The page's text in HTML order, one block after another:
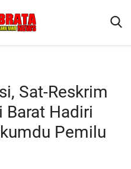
Sat-Reskrim
Barat Hadiri
Pemilu